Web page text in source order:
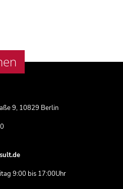
9, 10829 Berlin
9:00 bis 17:00Uhr